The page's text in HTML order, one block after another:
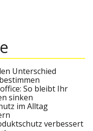
Unterschied
So bleibt Ihr
sinken
im Alltag
verbessert